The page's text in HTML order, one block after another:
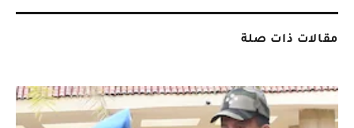
مقالات ذات صلة